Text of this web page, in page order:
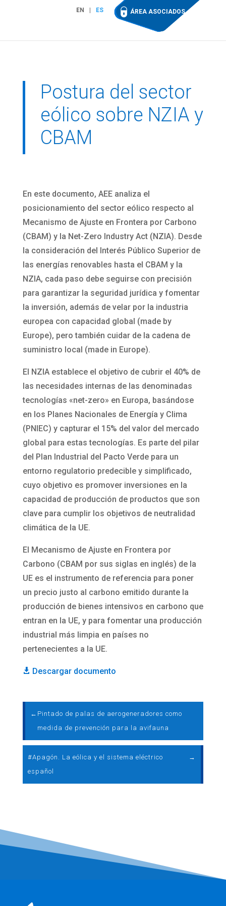
EN ES ÁREA ASOCIADOS
Postura del sector
eólico sobre NZIA y
CBAM
En este documento, AEE analiza el
posicionamiento del sector eólico respecto al
Mecanismo de Ajuste en Frontera por Carbono
(CBAM) y la Net-Zero Industry Act (NZIA). Desde
la consideración del Interés Público Superior de
las energías renovables hasta el CBAM y la
NZIA, cada paso debe seguirse con precisión
para garantizar la seguridad jurídica y fomentar
la inversión, además de velar por la industria
europea con capacidad global (made by
Europe), pero también cuidar de la cadena de
suministro local (made in Europe).
El NZIA establece el objetivo de cubrir el 40% de
las necesidades internas de las denominadas
tecnologías «net-zero» en Europa, basándose
en los Planes Nacionales de Energía y Clima
(PNIEC) y capturar el 15% del valor del mercado
global para estas tecnologías. Es parte del pilar
del Plan Industrial del Pacto Verde para un
entorno regulatorio predecible y simplificado,
cuyo objetivo es promover inversiones en la
capacidad de producción de productos que son
clave para cumplir los objetivos de neutralidad
climática de la UE.
El Mecanismo de Ajuste en Frontera por
Carbono (CBAM por sus siglas en inglés) de la
UE es el instrumento de referencia para poner
un precio justo al carbono emitido durante la
producción de bienes intensivos en carbono que
entran en la UE, y para fomentar una producción
industrial más limpia en países no
pertenecientes a la UE.
 Descargar documento
← Pintado de palas de aerogeneradores como
medida de prevención para la avifauna
#Apagón. La eólica y el sistema eléctrico
español
→